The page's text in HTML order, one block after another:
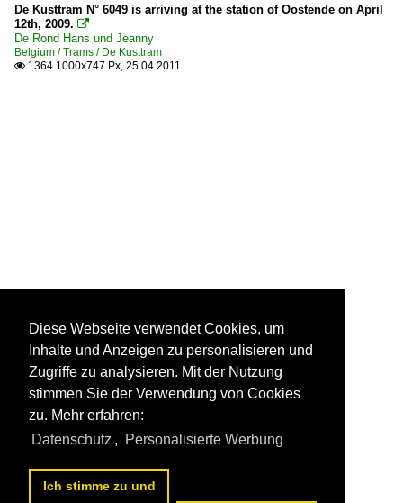
De Kusttram N° 6049 is arriving at the station of Oostende on April
12th, 2009. 
De Rond Hans und Jeanny
Belgium / Trams / De Kusttram
 1364 1000x747 Px, 25.04.2011
Diese Webseite verwendet Cookies, um
Inhalte und Anzeigen zu personalisieren und
Zugriffe zu analysieren. Mit der Nutzung
stimmen Sie der Verwendung von Cookies
zu. Mehr erfahren:
Datenschutz , Personalisierte Werbung
Ich stimme zu und